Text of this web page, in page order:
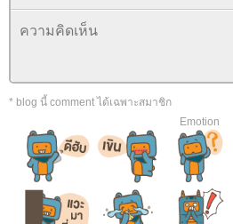
* blog นี้ comment ได้เฉพาะสมาชิก
Emotion